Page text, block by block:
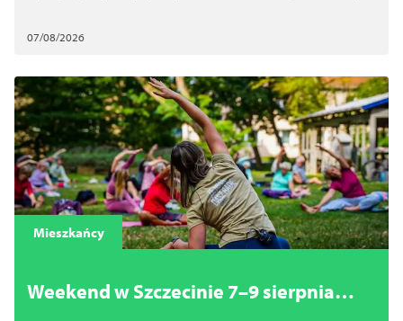
07/08/2026
Mieszkańcy
Weekend w Szczecinie 7–9 sierpnia